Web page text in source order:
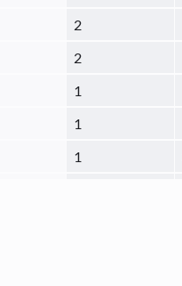
2
2
1
1
1